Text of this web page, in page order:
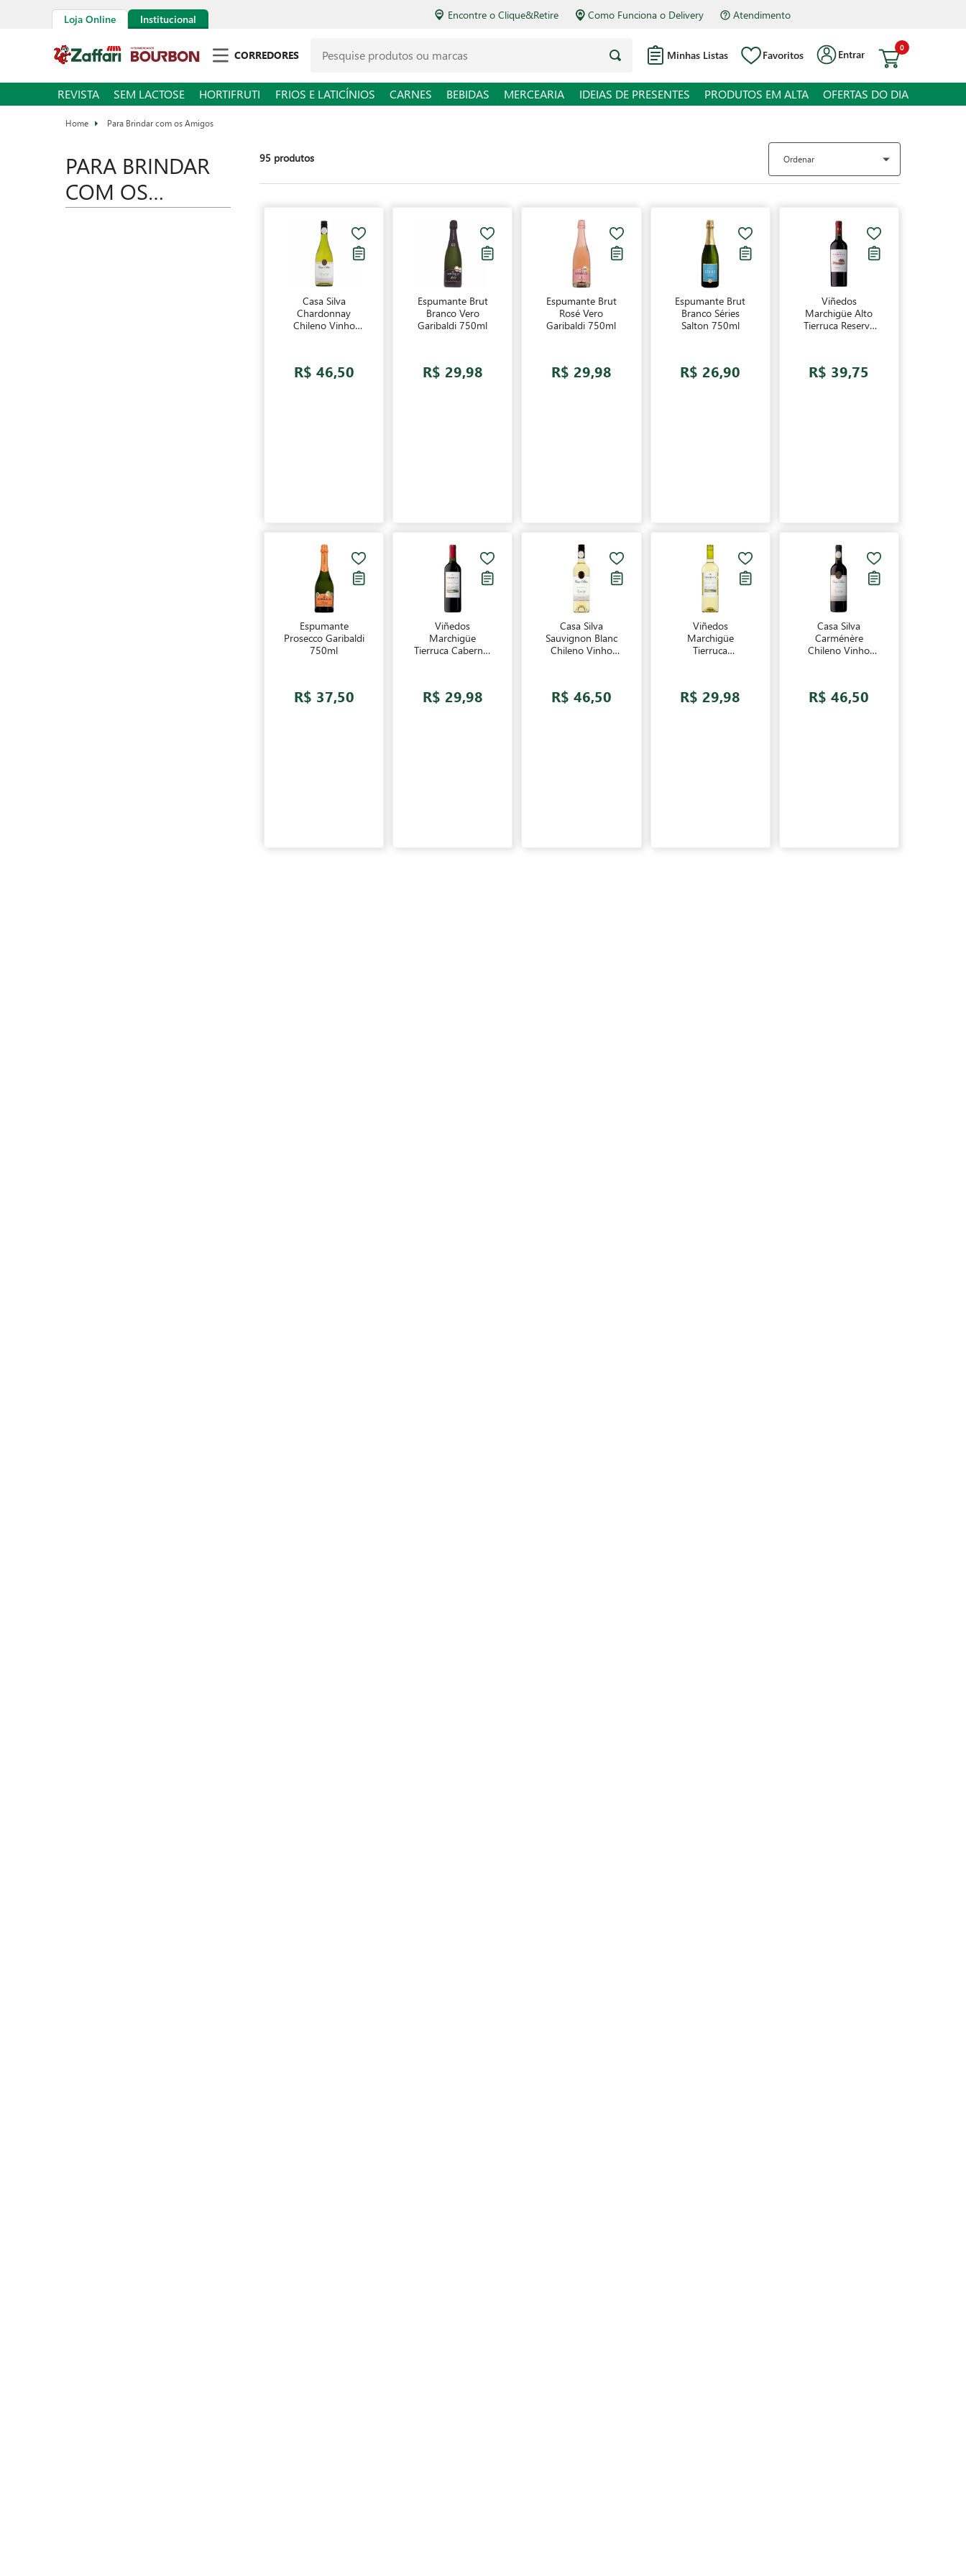
Loja Online Institucional Encontre o Clique&Retire Como Funciona o Delivery Atendimento
CORREDORES Minhas Listas Favoritos Entrar
0
REVISTA SEM LACTOSE HORTIFRUTI FRIOS E LATICÍNIOS CARNES BEBIDAS MERCEARIA IDEIAS DE PRESENTES PRODUTOS EM ALTA OFERTAS DO DIA
Para Brindar com os Amigos
PARA BRINDAR
COM OS
AMIGOS
95 produtos Ordenar
Casa Silva
Chardonnay
Chileno Vinho
R$ 46,50
Espumante Brut
Branco Vero
Garibaldi 750ml
R$ 29,98
Espumante Brut
Rosé Vero
Garibaldi 750ml
R$ 29,98
Espumante Brut
Branco Séries
Salton 750ml
R$ 26,90
Viñedos
Marchigüe Alto
Tierruca Reserva
R$ 39,75
Espumante
Prosecco Garibaldi
750ml
R$ 37,50
Viñedos
Marchigüe
Tierruca Cabernet
R$ 29,98
Casa Silva
Sauvignon Blanc
Chileno Vinho
R$ 46,50
Viñedos
Marchigüe
Tierruca
R$ 29,98
Casa Silva
Carménère
Chileno Vinho
R$ 46,50